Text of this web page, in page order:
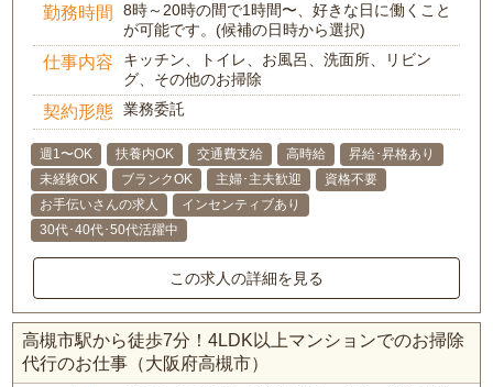
勤務時間
8時～20時の間で1時間〜、好きな日に働くこと
が可能です。(候補の日時から選択)
仕事内容
キッチン、トイレ、お風呂、洗面所、リビン
グ、その他のお掃除
契約形態 業務委託
週1〜OK 扶養内OK 交通費支給 高時給
昇給･昇格あり
未経験OK
ブランクOK 主婦･主夫歓迎
資格不要
お手伝いさんの求人
インセンティブあり
30代･40代･50代活躍中
この求人の詳細を見る
高槻市駅から徒歩7分！4LDK以上マンションでのお掃除
代行のお仕事（大阪府高槻市）